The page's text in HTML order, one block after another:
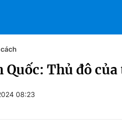
Quốc: Thủ đô
08:23